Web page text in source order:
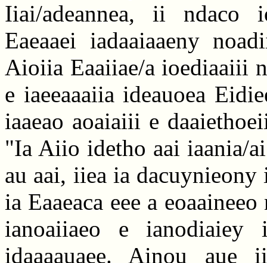
Iiai/adeannea, ii ndaco
Eaeaaei iadaaiaaeny
Aioiia Eaaiiae/a ioediaaiii
e iaeeaaaiia ideauoea
iaaeao aoaiaiii e
"Ia Aiio idetho aai iaania/
au aai, iiea ia dacuynieony
ia Eaaeaca eee a
ianoaiiaeo e
idaaaauaee. Ainou aue